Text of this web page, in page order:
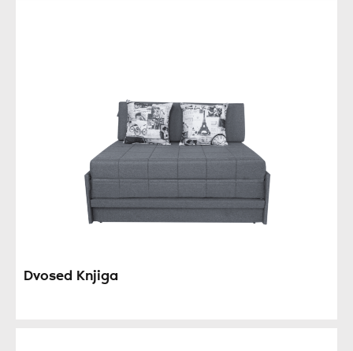
Dvosed Knjiga